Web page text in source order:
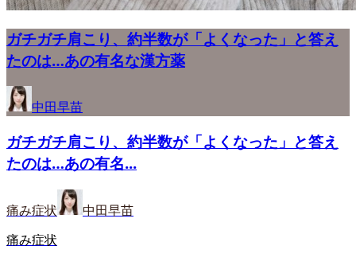
ガチガチ肩こり、約半数が「よくなった」と答え
たのは…あの有名な漢方薬
中田早苗
ガチガチ肩こり、約半数が「よくなった」と答え
たのは…あの有名...
痛み症状 中田早苗
痛み症状